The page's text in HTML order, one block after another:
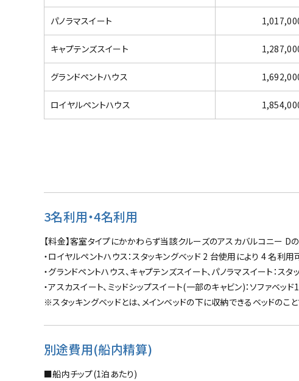
パノラマスイート
キャプテンズスイート
グランドペントハウス
ロイヤルペントハウス
3名利用・4名利用
【料金】客室タイプにかかわらず当該クルーズのアスカバルコニー
・ロイヤルペントハウス：スタッキングベッド 2 台使用により 4 名利用
・グランドペントハウス、キャプテンズスイート、パノラマスイート：
・アスカスイート、ミッドシップスイート(一部のキャビン)：ソファベ
※スタッキングベッドとは、メインベッドの下に収納できるベッドのこと
別途費用(船内精算)
■船内チップ(1泊あたり)